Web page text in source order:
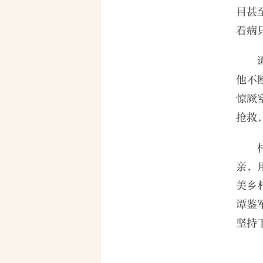
目甚
看病
他不
惊厥
抢救
亲，
美乡
谭鉴
坚持